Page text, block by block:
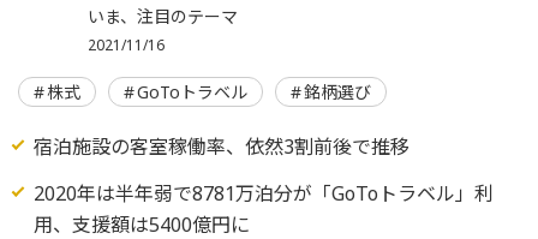
いま、注目のテーマ
2021/11/16
株式 GoToトラベル 銘柄選び
宿泊施設の客室稼働率、依然3割前後で推移
2020年は半年弱で8781万泊分が「GoToトラベル」利
用、支援額は5400億円に